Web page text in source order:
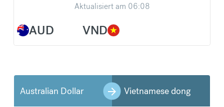
AUD
Aktualisiert am 06:08
VND
Australian Dollar Vietnamese dong